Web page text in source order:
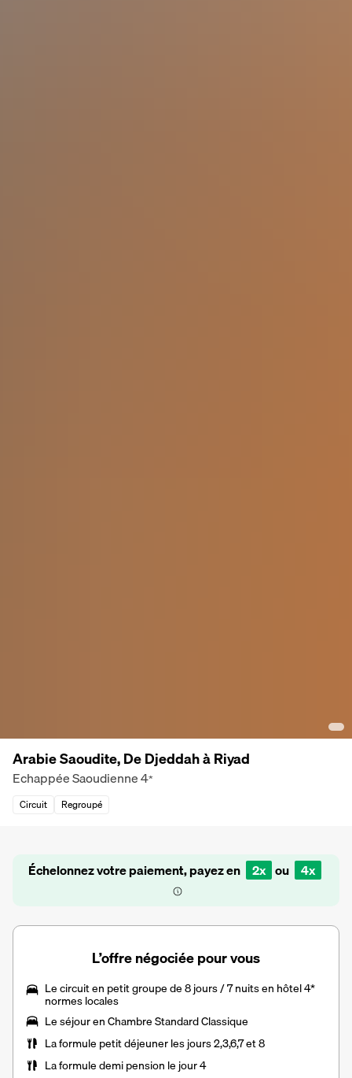
Arabie Saoudite, De Djeddah à Riyad
Echappée Saoudienne4*
Circuit Regroupé
Échelonnez votre paiement, payez en 2x ou 4x
L’offre négociée pour vous
Lecircuit en petit groupe de 8 jours / 7 nuitsen hôtel 4*
normes locales
Leséjour en Chambre Standard Classique
La formule petit déjeuner les jours 2,3,6,7 et 8
La formule demi pension le jour 4